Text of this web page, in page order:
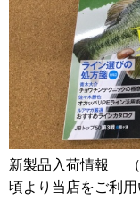
新製品入荷情報
頃より当店をご利